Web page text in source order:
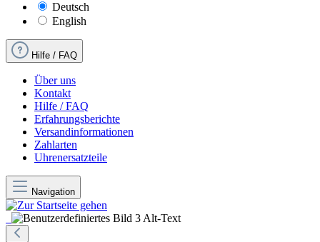
Deutsch
English
Hilfe / FAQ
Über uns
Kontakt
Hilfe / FAQ
Erfahrungsberichte
Versandinformationen
Zahlarten
Uhrenersatzteile
Navigation